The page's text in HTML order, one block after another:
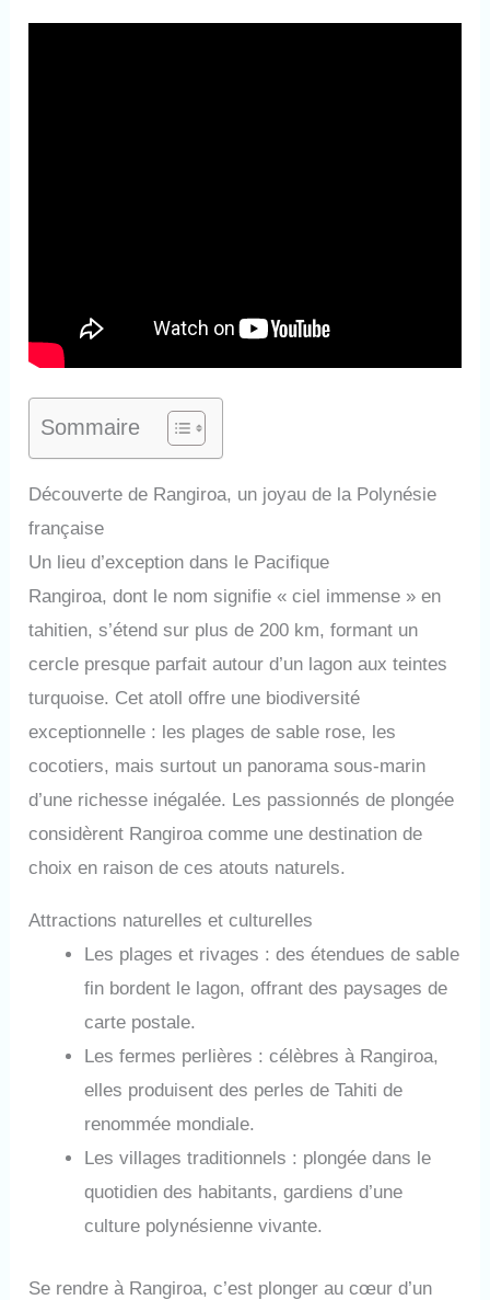
Sommaire
Découverte de Rangiroa, un joyau de la Polynésie
française
Un lieu d’exception dans le Pacifique
Rangiroa, dont le nom signifie « ciel immense » en
tahitien, s’étend sur plus de 200 km, formant un
cercle presque parfait autour d’un lagon aux teintes
turquoise. Cet atoll offre une biodiversité
exceptionnelle : les plages de sable rose, les
cocotiers, mais surtout un panorama sous-marin
d’une richesse inégalée. Les passionnés de plongée
considèrent Rangiroa comme une destination de
choix en raison de ces atouts naturels.
Attractions naturelles et culturelles
Les plages et rivages : des étendues de sable
fin bordent le lagon, offrant des paysages de
carte postale.
Les fermes perlières : célèbres à Rangiroa,
elles produisent des perles de Tahiti de
renommée mondiale.
Les villages traditionnels : plongée dans le
quotidien des habitants, gardiens d’une
culture polynésienne vivante.
Se rendre à Rangiroa, c’est plonger au cœur d’un